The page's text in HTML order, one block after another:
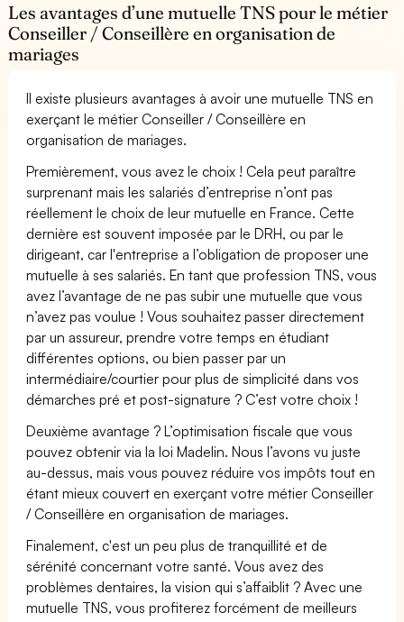
Les avantages d’une mutuelle TNS pour le métier
Conseiller / Conseillère en organisation de
mariages
Il existe plusieurs avantages à avoir une mutuelle TNS en
exerçant le métier Conseiller / Conseillère en
organisation de mariages.
Premièrement, vous avez le choix ! Cela peut paraître
surprenant mais les salariés d’entreprise n’ont pas
réellement le choix de leur mutuelle en France. Cette
dernière est souvent imposée par le DRH, ou par le
dirigeant, car l'entreprise a l’obligation de proposer une
mutuelle à ses salariés. En tant que profession TNS, vous
avez l’avantage de ne pas subir une mutuelle que vous
n’avez pas voulue ! Vous souhaitez passer directement
par un assureur, prendre votre temps en étudiant
différentes options, ou bien passer par un
intermédiaire/courtier pour plus de simplicité dans vos
démarches pré et post-signature ? C’est votre choix !
Deuxième avantage ? L’optimisation fiscale que vous
pouvez obtenir via la loi Madelin. Nous l’avons vu juste
au-dessus, mais vous pouvez réduire vos impôts tout en
étant mieux couvert en exerçant votre métier Conseiller
/ Conseillère en organisation de mariages.
Finalement, c'est un peu plus de tranquillité et de
sérénité concernant votre santé. Vous avez des
problèmes dentaires, la vision qui s’affaiblit ? Avec une
mutuelle TNS, vous profiterez forcément de meilleurs